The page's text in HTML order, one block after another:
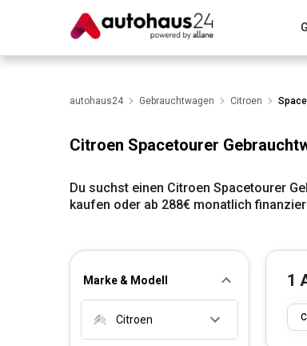
Wir bewerten dein AutoRund um die Inzahlungnahme
autohaus24 Gebrauchtwagen Citroen
Citroen Spacetourer
Du suchst einen Citroen Spacetourer
kaufen oder ab 288€ monatlich
Marke & Modell
Citroen
1